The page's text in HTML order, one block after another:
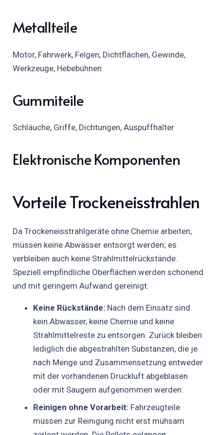
Metallteile
Motor, Fahrwerk, Felgen, Dichtflächen, Gewinde,
Werkzeuge, Hebebühnen
Gummiteile
Schläuche, Griffe, Dichtungen, Auspuffhalter
Elektronische Komponenten
Vorteile Trockeneisstrahlen
Da Trockeneisstrahlgeräte ohne Chemie arbeiten,
müssen keine Abwässer entsorgt werden; es
verbleiben auch keine Strahlmittelrückstände.
Speziell empfindliche Oberflächen werden schonend
und mit geringem Aufwand gereinigt.
Keine Rückstände: Nach dem Einsatz sind
kein Abwasser, keine Chemie und keine
Strahlmittelreste zu entsorgen. Zurück bleiben
lediglich die abgestrahlten Substanzen, die je
nach Menge und Zusammensetzung entweder
mit der vorhandenen Druckluft abgeblasen
oder mit Saugern aufgenommen werden.
Reinigen ohne Vorarbeit: Fahrzeugteile
müssen zur Reinigung nicht erst mühsam